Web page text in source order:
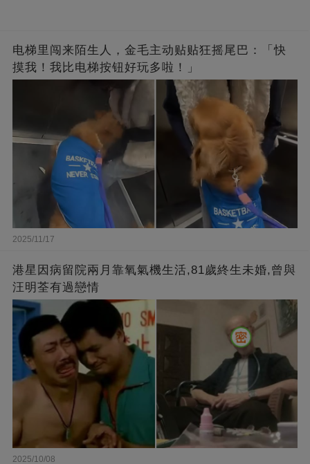
电梯里闯来陌生人，金毛主动贴贴狂摇尾巴：「快
摸我！我比电梯按钮好玩多啦！」
2025/11/17
港星因病留院兩月靠氧氣機生活,81歲終生未婚,曾與
汪明荃有過戀情
2025/10/08